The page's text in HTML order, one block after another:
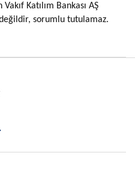
Katılım Bankası AŞ
sorumlu tutulamaz.